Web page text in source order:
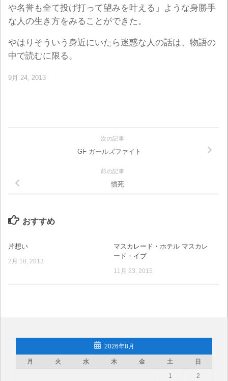
や名誉も全て投げ打って望みを叶える」ような身勝手
な人の生き方をみることができた。
やはりそういう身近にいたら迷惑な人の話は、物語の
中で読むに限る。
9月 24, 2013
次の記事
GF ガールズファイト
前の記事
憤死
おすすめ
片想い
2月 18, 2013
マスカレード・ホテル マスカレ
ード・イブ
11月 23, 2015
2026年8月
月 火 水 木 金 土
日
1
2